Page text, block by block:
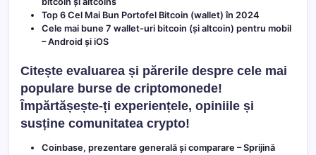
Top 6 Cel Mai Bun Portofel Bitcoin (wallet) în 2024
Cele mai bune 7 wallet-uri bitcoin (și altcoin) pentru mobil
– Android și iOS
Citește evaluarea și părerile despre cele mai
populare burse de criptomonede!
Împărtășește-ți experiențele, opiniile și
susține comunitatea crypto!
Coinbase, prezentare generală și comparare – Sprijină